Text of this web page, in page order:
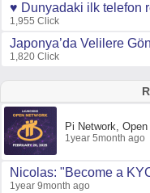
♥ Dunyadaki ilk telefon
1,955 Click
Japonya’da Velilere
1,820 Click
Pi Network,
1year 5month ago
Nicolas: "Become a
1year 9month ago